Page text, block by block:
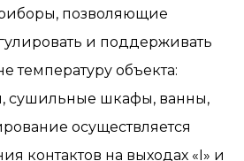
позволяющие
и поддерживать
температуру объекта:
сушильные шкафы, ванны,
осуществляется
контактов на выходах «I» и